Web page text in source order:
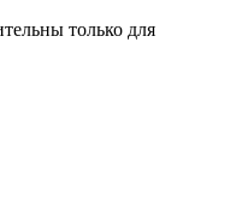
только для